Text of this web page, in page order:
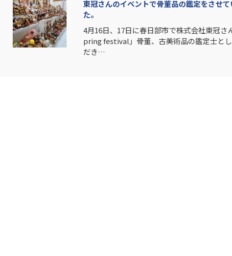
東冠さんのイベントで骨董品の鑑定をさせ
た。
4月16日、17日に春日部市で株式会社東冠さ
pring festival」骨董、古美術品の鑑定士と
だき…